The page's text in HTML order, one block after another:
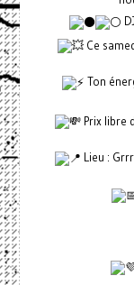
Ce
Ton
Prix libre
Lieu :